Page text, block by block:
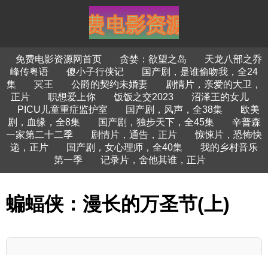
免费电影资源网首页 贪婪：欲望之岛
天龙八部之乔
峰传粤语
傻小子行侠记
国产剧，是谁偷吻我，全24
集
冥王 公爵的契约未婚妻
剧情片，亲爱的大卫，
正片
职想爱上你 饭饭之交2023
沼泽王的女儿
PICU儿童重症监护室
国产剧，风声，全38集
欧美
剧，血缘，全8集
国产剧，独步天下，全45集
辛普森
一家第二十二季
剧情片，通告，正片
惊悚片，恐怖快
递，正片
国产剧，女心理师，全40集
我的乡村音乐
第一季
记录片，舍他其谁，正片
蝙蝠侠：漫长的万圣节(上)